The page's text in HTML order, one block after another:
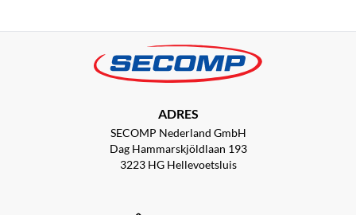
ADRES
SECOMP Nederland GmbH
Dag Hammarskjöldlaan 193
3223 HG Hellevoetsluis